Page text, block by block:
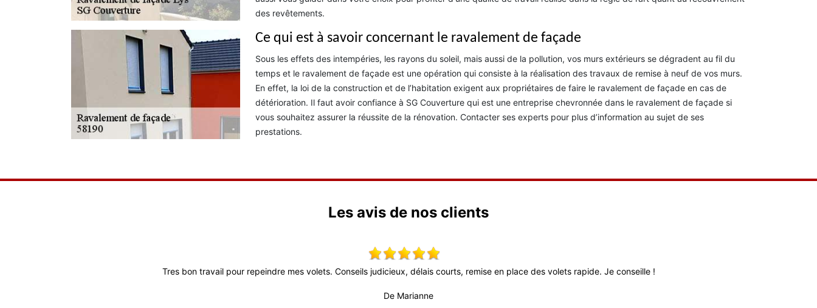
des revêtements.
Ce qui est à savoir concernant le ravalement de façade
Sous les effets des intempéries, les rayons du soleil, mais aussi de la pollution, vos murs extérieurs se dégradent au fil du
temps et le ravalement de façade est une opération qui consiste à la réalisation des travaux de remise à neuf de vos murs.
En effet, la loi de la construction et de l’habitation exigent aux propriétaires de faire le ravalement de façade en cas de
détérioration. Il faut avoir confiance à SG Couverture qui est une entreprise chevronnée dans le ravalement de façade si
vous souhaitez assurer la réussite de la rénovation. Contacter ses experts pour plus d’information au sujet de ses
prestations.
Les avis de nos clients
Tres bon travail pour repeindre mes volets. Conseils judicieux, délais courts, remise en place des volets rapide. Je conseille !
De Marianne